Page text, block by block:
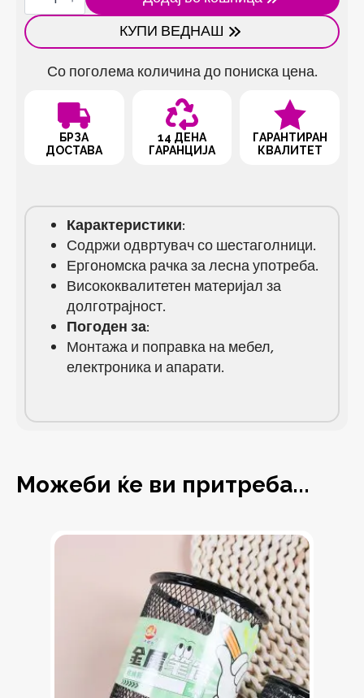
со
одвртувач
и
шестаголници
количина
КУПИ ВЕДНАШ
Со поголема количина до пониска цена.
БРЗА
ДОСТАВА
14 ДЕНА
ГАРАНЦИЈА
ГАРАНТИРАН
КВАЛИТЕТ
Карактеристики:
Содржи одвртувач со шестаголници.
Ергономска рачка за лесна употреба.
Висококвалитетен материјал за
долготрајност.
Погоден за:
Монтажа и поправка на мебел,
електроника и апарати.
Можеби ќе ви притреба...